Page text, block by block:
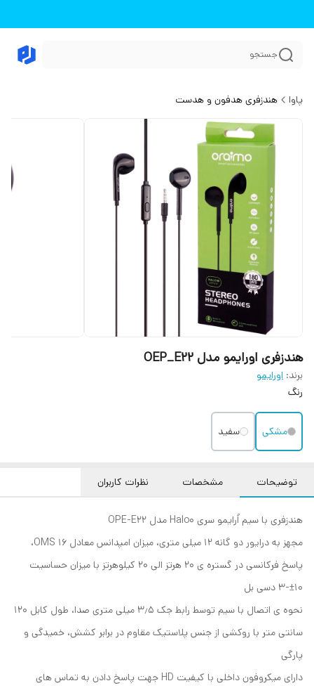
جستجو
پاوا هندزفری هدفون و هدست
هندزفری اورایمو مدل OEP_E22
برند: اورایمو
رنگ
مشکی سفید
توضیحات مشخصات نظرات کاربران
هندزفری با سیم اُرایمو سری Halo0 مدل OPE-E22
مجهز به درایور دو گانه ۱۲ میلی متری، میزان امپدانس معادل ۱۶ OMS،
پاسخ فرکانسی در گستره ی ۲۰ هرتز الی ۲۰ کیلوهرتز با میزان حساسیت
۱۰±-۳ دسی بل
نحوه ی اتصال با سیم توسط رابط جک ۳٫۵ میلی متری صدا، طول کابل ۱۲۰
سانتی متر با روکشی از جنس پلاستیک مقاوم در برابر کشش، خمیدگی و
پارگی
دارای میکروفون داخلی با کیفیت HD جهت پاسخ دادن به تماس های